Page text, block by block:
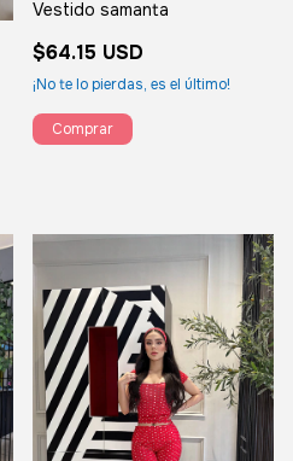
Vestido samanta
$64.15 USD
¡No te lo pierdas, es el último!
Comprar